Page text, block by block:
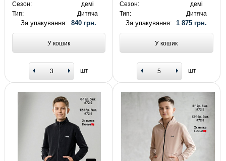
Сезон:
демі
Тип:
Дитяча
За упакування:840 грн.
У кошик
шт
Сезон:
демі
Тип:
Дитяча
За упакування:1 875 грн.
У кошик
шт